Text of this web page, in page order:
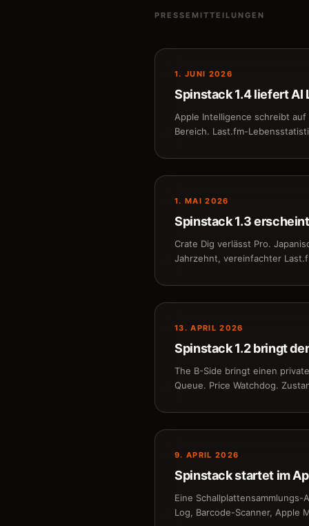
PRESSEMITTEILUNGEN
1. JUNI 2026
Spinstack 1.4 liefert AI
Apple Intelligence schreibt
Bereich. Last.fm-
1. MAI 2026
Spinstack 1.3
Crate Dig verlässt Pro.
Jahrzehnt, vereinfachter
13. APRIL 2026
Spinstack 1.2 bringt
The B-Side bringt einen
Queue. Price Watchdog.
9. APRIL 2026
Spinstack startet im
Eine
Log, Barcode-Scanner, Apple